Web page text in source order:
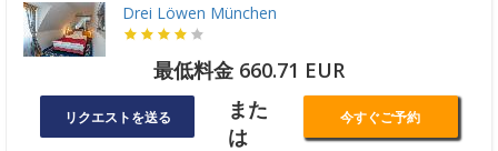
Drei Löwen München
最低料金 660.71 EUR
リクエストを送る
また
は
今すぐご予約